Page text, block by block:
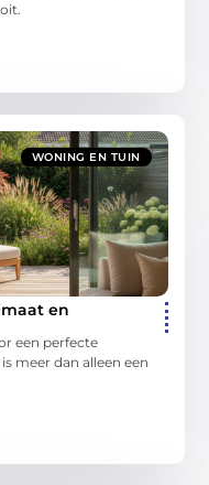
WONING EN TUIN
en
een perfecte
meer dan alleen een